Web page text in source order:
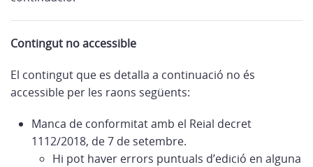
Contingut no accessible
El contingut que es detalla a continuació no és
accessible per les raons següents:
Manca de conformitat amb el Reial decret
1112/2018, de 7 de setembre.
Hi pot haver errors puntuals d’edició en alguna